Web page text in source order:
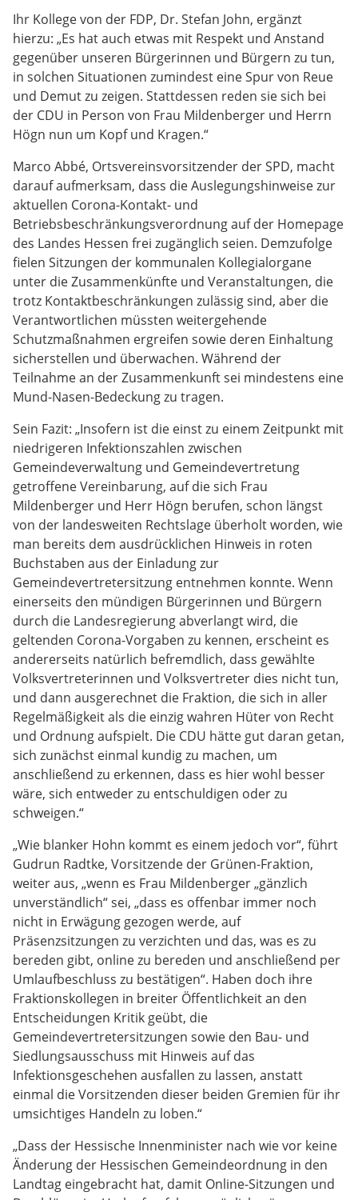
Ihr Kollege von der FDP, Dr. Stefan John, ergänzt
hierzu: „Es hat auch etwas mit Respekt und Anstand
gegenüber unseren Bürgerinnen und Bürgern zu tun,
in solchen Situationen zumindest eine Spur von Reue
und Demut zu zeigen. Stattdessen reden sie sich bei
der CDU in Person von Frau Mildenberger und Herrn
Högn nun um Kopf und Kragen.“
Marco Abbé, Ortsvereinsvorsitzender der SPD, macht
darauf aufmerksam, dass die Auslegungshinweise zur
aktuellen Corona-Kontakt- und
Betriebsbeschränkungsverordnung auf der Homepage
des Landes Hessen frei zugänglich seien. Demzufolge
fielen Sitzungen der kommunalen Kollegialorgane
unter die Zusammenkünfte und Veranstaltungen, die
trotz Kontaktbeschränkungen zulässig sind, aber die
Verantwortlichen müssten weitergehende
Schutzmaßnahmen ergreifen sowie deren Einhaltung
sicherstellen und überwachen. Während der
Teilnahme an der Zusammenkunft sei mindestens eine
Mund-Nasen-Bedeckung zu tragen.
Sein Fazit: „Insofern ist die einst zu einem Zeitpunkt mit
niedrigeren Infektionszahlen zwischen
Gemeindeverwaltung und Gemeindevertretung
getroffene Vereinbarung, auf die sich Frau
Mildenberger und Herr Högn berufen, schon längst
von der landesweiten Rechtslage überholt worden, wie
man bereits dem ausdrücklichen Hinweis in roten
Buchstaben aus der Einladung zur
Gemeindevertretersitzung entnehmen konnte. Wenn
einerseits den mündigen Bürgerinnen und Bürgern
durch die Landesregierung abverlangt wird, die
geltenden Corona-Vorgaben zu kennen, erscheint es
andererseits natürlich befremdlich, dass gewählte
Volksvertreterinnen und Volksvertreter dies nicht tun,
und dann ausgerechnet die Fraktion, die sich in aller
Regelmäßigkeit als die einzig wahren Hüter von Recht
und Ordnung aufspielt. Die CDU hätte gut daran getan,
sich zunächst einmal kundig zu machen, um
anschließend zu erkennen, dass es hier wohl besser
wäre, sich entweder zu entschuldigen oder zu
schweigen.“
„Wie blanker Hohn kommt es einem jedoch vor“, führt
Gudrun Radtke, Vorsitzende der Grünen-Fraktion,
weiter aus, „wenn es Frau Mildenberger „gänzlich
unverständlich“ sei, „dass es offenbar immer noch
nicht in Erwägung gezogen werde, auf
Präsenzsitzungen zu verzichten und das, was es zu
bereden gibt, online zu bereden und anschließend per
Umlaufbeschluss zu bestätigen“. Haben doch ihre
Fraktionskollegen in breiter Öffentlichkeit an den
Entscheidungen Kritik geübt, die
Gemeindevertretersitzungen sowie den Bau- und
Siedlungsausschuss mit Hinweis auf das
Infektionsgeschehen ausfallen zu lassen, anstatt
einmal die Vorsitzenden dieser beiden Gremien für ihr
umsichtiges Handeln zu loben.“
„Dass der Hessische Innenminister nach wie vor keine
Änderung der Hessischen Gemeindeordnung in den
Landtag eingebracht hat, damit Online-Sitzungen und